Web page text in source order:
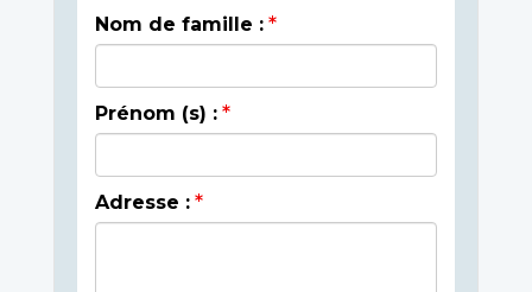
Nom de famille :
Prénom (s) :
Adresse :